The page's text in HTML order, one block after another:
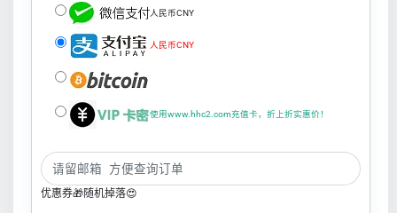
人民币CNY
人民币CNY
使用www.hhc2.com充值卡，折上折实惠价！
优惠券🎁随机掉落😍